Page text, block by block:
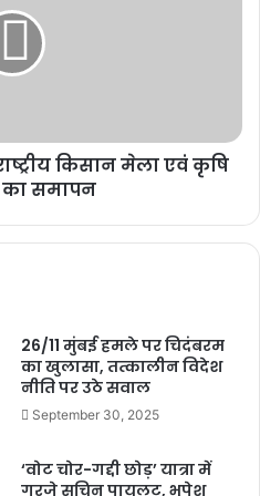
कि राजेंद्र ने अपनी शादी और बच्चों
का वेतन इतना कम है कि वह अपने
उसे महिला और बच्ची को गुजारा भत्ता
में साथ रह रहे थे, जिससे बच्ची
राजेंद्र का नाम दर्ज है, और इसलिए भरण
किसान मेला एवं कृषि
का समापन
26/11 मुंबई हमले पर चिदंबरम
का खुलासा, तत्कालीन विदेश
नीति पर उठे सवाल
September 30, 2025
‘वोट चोर-गद्दी छोड़’ यात्रा में
गरजे सचिन पायलट, भूपेश